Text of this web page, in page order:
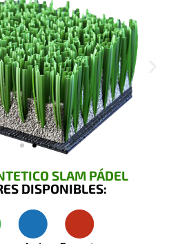
SLAM PÁDEL
DISPONIBLES: